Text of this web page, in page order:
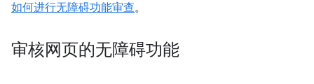
如何进行无障碍功能审查。
审核网页的无障碍功能